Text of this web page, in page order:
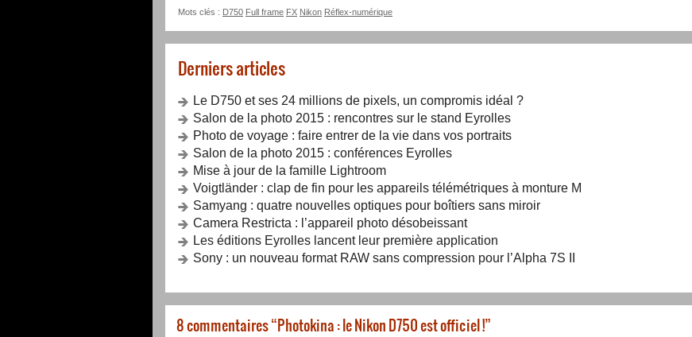
Mots clés : D750 Full frame FX Nikon Réflex-numérique
Derniers articles
Le D750 et ses 24 millions de pixels, un compromis idéal ?
Salon de la photo 2015 : rencontres sur le stand Eyrolles
Photo de voyage : faire entrer de la vie dans vos portraits
Salon de la photo 2015 : conférences Eyrolles
Mise à jour de la famille Lightroom
Voigtländer : clap de fin pour les appareils télémétriques à monture M
Samyang : quatre nouvelles optiques pour boîtiers sans miroir
Camera Restricta : l’appareil photo désobeissant
Les éditions Eyrolles lancent leur première application
Sony : un nouveau format RAW sans compression pour l’Alpha 7S II
8 commentaires “Photokina : le Nikon D750 est officiel !”